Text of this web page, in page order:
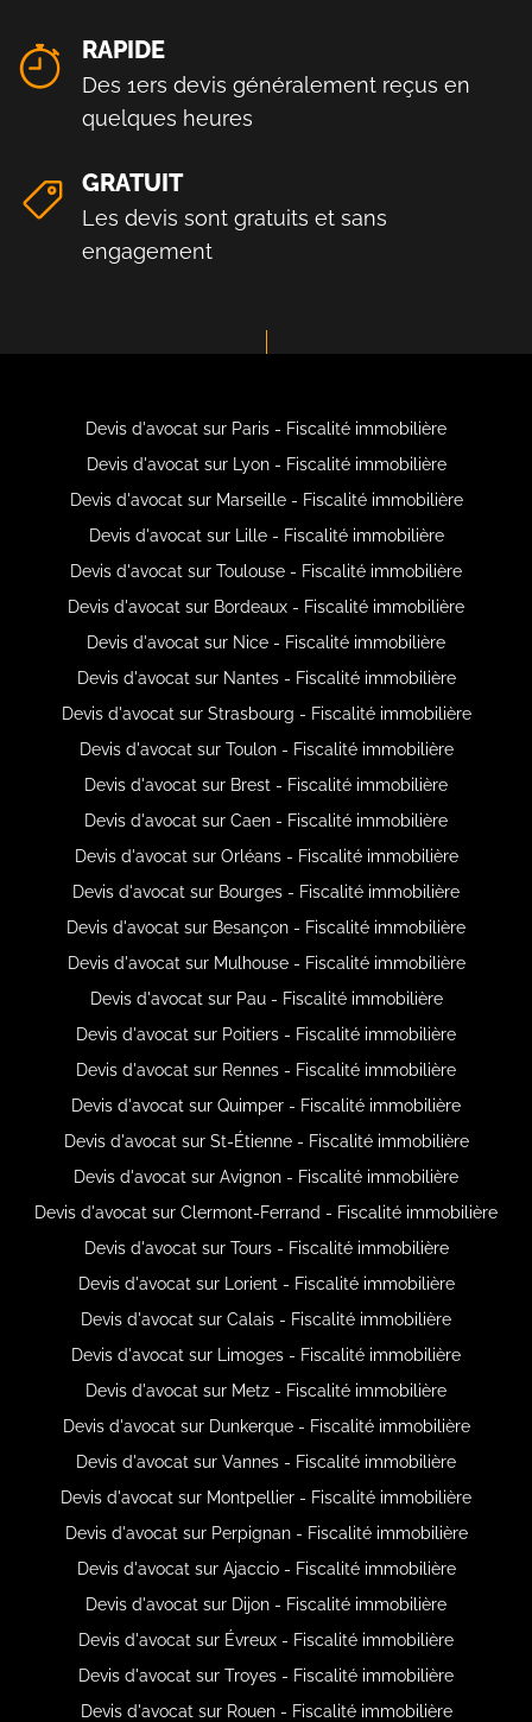
RAPIDE
Des 1ers devis généralement reçus en
quelques heures
GRATUIT
Les devis sont gratuits et sans
engagement
Devis d'avocat sur Paris - Fiscalité immobilière
Devis d'avocat sur Lyon - Fiscalité immobilière
Devis d'avocat sur Marseille - Fiscalité immobilière
Devis d'avocat sur Lille - Fiscalité immobilière
Devis d'avocat sur Toulouse - Fiscalité immobilière
Devis d'avocat sur Bordeaux - Fiscalité immobilière
Devis d'avocat sur Nice - Fiscalité immobilière
Devis d'avocat sur Nantes - Fiscalité immobilière
Devis d'avocat sur Strasbourg - Fiscalité immobilière
Devis d'avocat sur Toulon - Fiscalité immobilière
Devis d'avocat sur Brest - Fiscalité immobilière
Devis d'avocat sur Caen - Fiscalité immobilière
Devis d'avocat sur Orléans - Fiscalité immobilière
Devis d'avocat sur Bourges - Fiscalité immobilière
Devis d'avocat sur Besançon - Fiscalité immobilière
Devis d'avocat sur Mulhouse - Fiscalité immobilière
Devis d'avocat sur Pau - Fiscalité immobilière
Devis d'avocat sur Poitiers - Fiscalité immobilière
Devis d'avocat sur Rennes - Fiscalité immobilière
Devis d'avocat sur Quimper - Fiscalité immobilière
Devis d'avocat sur St-Étienne - Fiscalité immobilière
Devis d'avocat sur Avignon - Fiscalité immobilière
Devis d'avocat sur Clermont-Ferrand - Fiscalité immobilière
Devis d'avocat sur Tours - Fiscalité immobilière
Devis d'avocat sur Lorient - Fiscalité immobilière
Devis d'avocat sur Calais - Fiscalité immobilière
Devis d'avocat sur Limoges - Fiscalité immobilière
Devis d'avocat sur Metz - Fiscalité immobilière
Devis d'avocat sur Dunkerque - Fiscalité immobilière
Devis d'avocat sur Vannes - Fiscalité immobilière
Devis d'avocat sur Montpellier - Fiscalité immobilière
Devis d'avocat sur Perpignan - Fiscalité immobilière
Devis d'avocat sur Ajaccio - Fiscalité immobilière
Devis d'avocat sur Dijon - Fiscalité immobilière
Devis d'avocat sur Évreux - Fiscalité immobilière
Devis d'avocat sur Troyes - Fiscalité immobilière
Devis d'avocat sur Rouen - Fiscalité immobilière